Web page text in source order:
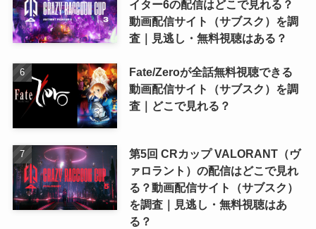
イター6の配信はどこで見れる？
動画配信サイト（サブスク）を調
査｜見逃し・無料視聴はある？
Fate/Zeroが全話無料視聴できる
動画配信サイト（サブスク）を調
査｜どこで見れる？
第5回 CRカップ VALORANT（ヴ
ァロラント）の配信はどこで見れ
る？動画配信サイト（サブスク）
を調査｜見逃し・無料視聴はあ
る？